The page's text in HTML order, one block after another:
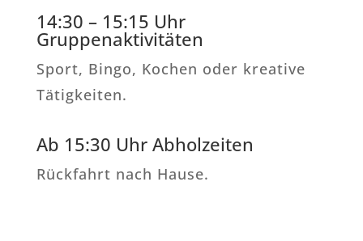
14:30 – 15:15 Uhr
Gruppenaktivitäten
Sport, Bingo, Kochen oder kreative
Tätigkeiten.
Ab 15:30 Uhr Abholzeiten
Rückfahrt nach Hause.